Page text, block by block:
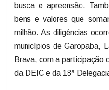
busca e apreensão.
bens e valores que
milhão. As diligências
municípios de Garopaba,
Brava, com a participação
da DEIC e da 18ª